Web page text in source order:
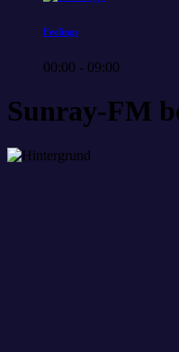
Feelings
00:00 - 09:00
Sunray-FM